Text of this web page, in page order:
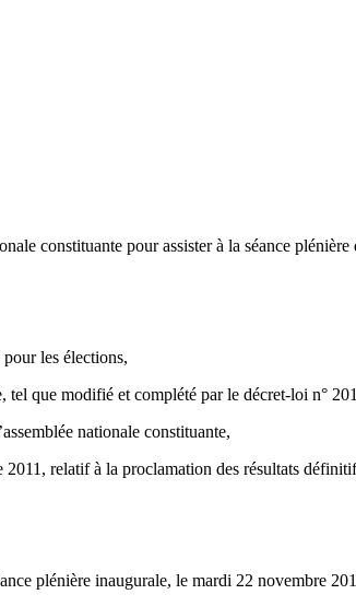
constituante pour assister à la séance plénière
les élections,
que modifié et complété par le décret-loi n°
nationale constituante,
relatif à la proclamation des résultats
plénière inaugurale, le mardi 22 novembre